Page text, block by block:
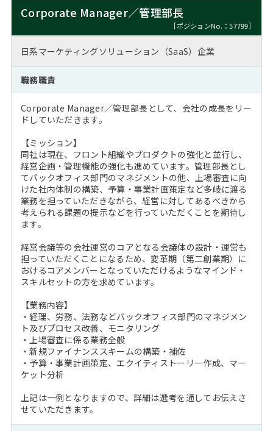
おわり
MBAの転職事例
MBAからのFAQ
MBA留学生数の推移
年齢と年収の相関図
外資系／面接攻略のコツ
キャリアに効く一冊
注目企業インタビュー
プロ経営者の特別セミナー
Career Talk Live
MBA NETWORKING
パブリシティ
ニュースリリース
Corporate Manager／管理部長
［ポジションNo.：57799］
日系マーケティングソリューション（SaaS）企業
職務職責
Corporate Manager／管理部長として、会社の成長をリー
ドしていただきます。
【ミッション】
同社は現在、フロント組織やプロダクトの強化と並行し、
経営企画・管理機能の強化も進めています。管理部長とし
てバックオフィス部門のマネジメントの他、上場審査に向
けた社内体制の構築、予算・事業計画策定など多岐に渡る
業務を担っていただきながら、経営に対してあるべきから
考えられる課題の提示などを行っていただくことを期待し
ます。
経営会議等の会社運営のコアとなる会議体の設計・運営も
担っていただくことになるため、変革期（第二創業期）に
おけるコアメンバーとなっていただけるようなマインド・
スキルセットの方を求めています。
【業務内容】
・経理、労務、法務などバックオフィス部門のマネジメン
ト及びプロセス改善、モニタリング
・上場審査に係る業務全般
・新規ファイナンススキームの構築・補佐
・予算・事業計画策定、エクイティストーリー作成、マー
ケット分析
上記は一例となりますので、詳細は選考を通してお伝えさ
せていただきます。